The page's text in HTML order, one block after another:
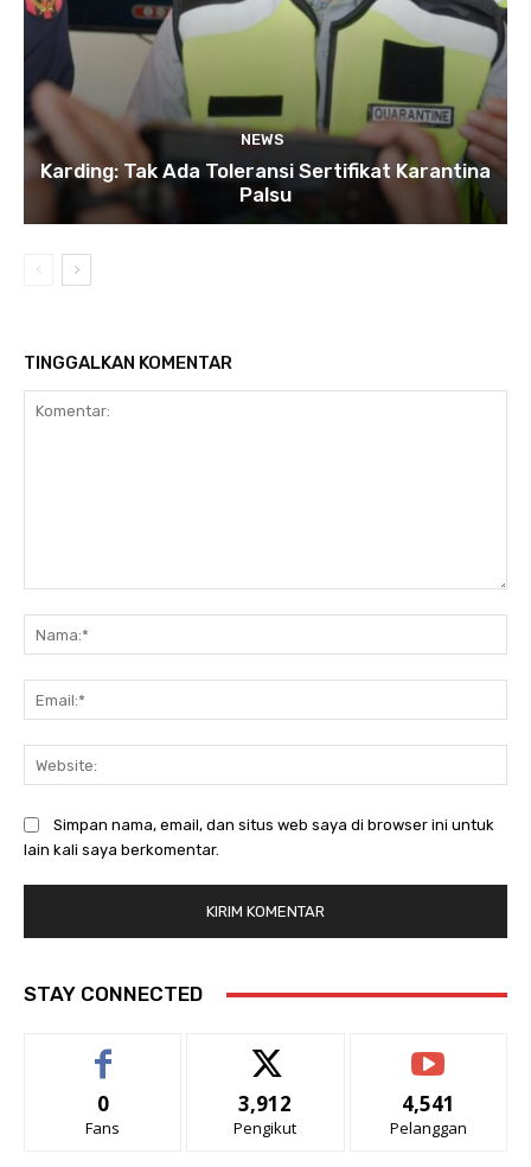
NEWS
Karding: Tak Ada Toleransi Sertifikat Karantina
Palsu
TINGGALKAN KOMENTAR
Simpan nama, email, dan situs web saya di browser ini untuk
lain kali saya berkomentar.
STAY CONNECTED
0
Fans
3,912
Pengikut
4,541
Pelanggan